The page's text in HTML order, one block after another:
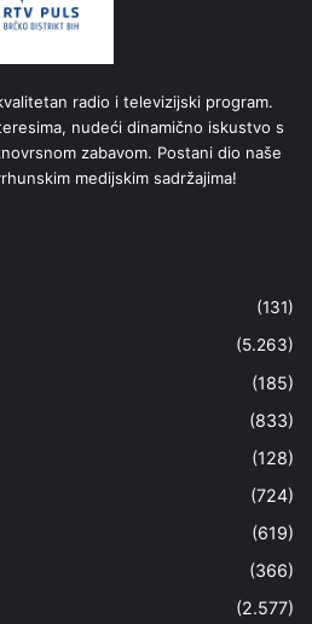
radio i televizijski program.
nudeći dinamično iskustvo s
zabavom. Postani dio naše
medijskim sadržajima!
(131)
(5.263)
(185)
(833)
(128)
(724)
(619)
(366)
(2.577)